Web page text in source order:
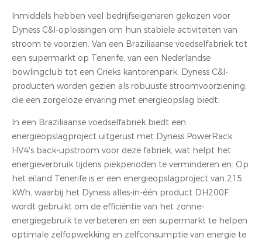
Inmiddels hebben veel bedrijfseigenaren gekozen voor
Dyness C&I-oplossingen om hun stabiele activiteiten van
stroom te voorzien. Van een Braziliaanse voedselfabriek tot
een supermarkt op Tenerife, van een Nederlandse
bowlingclub tot een Grieks kantorenpark, Dyness C&I-
producten worden gezien als robuuste stroomvoorziening,
die een zorgeloze ervaring met energieopslag biedt.
In een Braziliaanse voedselfabriek biedt een
energieopslagproject uitgerust met Dyness PowerRack
HV4's back-upstroom voor deze fabriek, wat helpt het
energieverbruik tijdens piekperioden te verminderen en. Op
het eiland Tenerife is er een energieopslagproject van 215
kWh, waarbij het Dyness alles-in-één product DH200F
wordt gebruikt om de efficiëntie van het zonne-
energiegebruik te verbeteren en een supermarkt te helpen
optimale zelfopwekking en zelfconsumptie van energie te